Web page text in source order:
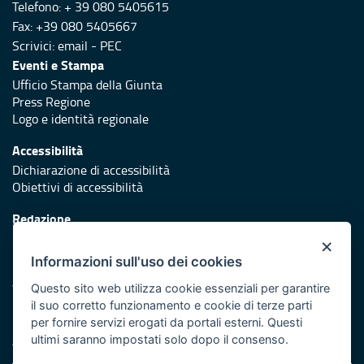
Telefono: + 39 080 5405615
Fax: +39 080 5405667
Scrivici:email - PEC
Eventi e Stampa
Ufficio Stampa della Giunta
Press Regione
Logo e identità regionale
Accessibilità
Dichiarazione di accessibilità
Obiettivi di accessibilità
Redazione
Protezione civile
Vai al sito di Protezione Civile Puglia
Iniziativa finanziata con risorse del POR Puglia 2014/2020 -
Asse XI
×
Informazioni sull'uso dei cookies
Questo sito web utilizza cookie essenziali per garantire
il suo corretto funzionamento e cookie di terze parti
per fornire servizi erogati da portali esterni. Questi
ultimi saranno impostati solo dopo il consenso.